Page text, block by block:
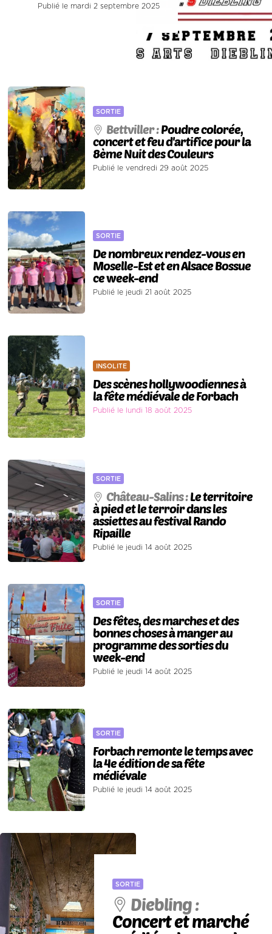
Publié le mardi 2 septembre 2025
SORTIE
Bettviller :Poudre colorée,
concert et feu d'artifice pour la
8ème Nuit des Couleurs
Publié le vendredi 29 août 2025
SORTIE
De nombreux rendez-vous en
Moselle-Est et en Alsace Bossue
ce week-end
Publié le jeudi 21 août 2025
INSOLITE
Des scènes hollywoodiennes à
la fête médiévale de Forbach
Publié le lundi 18 août 2025
SORTIE
Château-Salins :Le territoire
à pied et le terroir dans les
assiettes au festival Rando
Ripaille
Publié le jeudi 14 août 2025
SORTIE
Des fêtes, des marches et des
bonnes choses à manger au
programme des sorties du
week-end
Publié le jeudi 14 août 2025
SORTIE
Forbach remonte le temps avec
la 4e édition de sa fête
médiévale
Publié le jeudi 14 août 2025
SORTIE
Diebling :
Concert et marché